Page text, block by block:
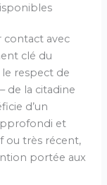
contact avec
clé du
le respect de
de la citadine
d’un
et
ou très récent,
portée aux